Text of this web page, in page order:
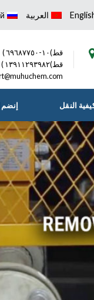
العربية
قط)١٠-٦٩٦٨٧٧٥٠ )
قط)١٣٩١١٢٩٣٩٨٢ )
النقل إنضم